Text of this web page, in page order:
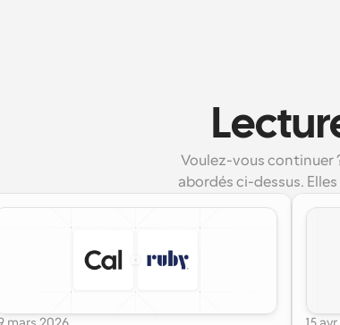
Voulez-vous continuer
abordés ci-dessus.